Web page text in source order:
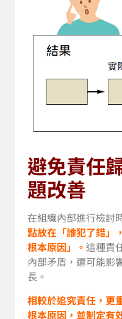
避免責任
題改善
在組織內部進行檢討
點放在「誰犯了錯」
根本原因」。 這種責
內部矛盾，還可能影
長。
相較於追究責任，更
根本原因，並制定有